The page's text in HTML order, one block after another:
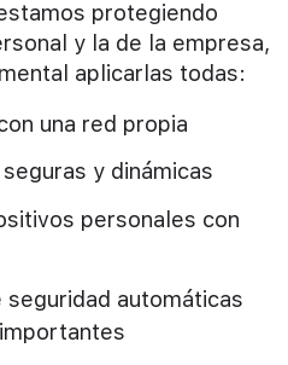
protegiendo
y la de la empresa,
aplicarlas todas:
una red propia
y dinámicas
personales con
seguridad automáticas